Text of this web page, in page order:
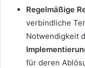
Regelmäßige
verbindliche
Notwendigkeit
für deren